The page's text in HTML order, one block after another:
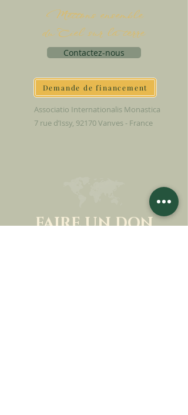
Mettons ensemble
du Ciel sur la terre
Contactez-nous
Demande de financement
Associatio Internationalis Monastica
7 rue d’Issy, 92170 Vanves - France
FAIRE UN DON